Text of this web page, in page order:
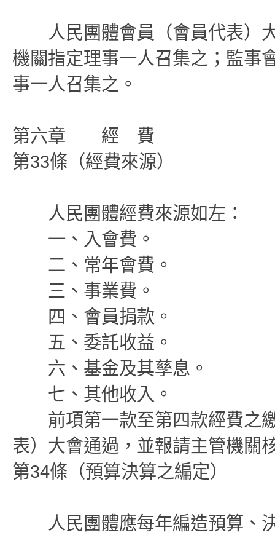
人民團體會員（會員代表）大
機關指定理事一人召集之；監事
事一人召集之。
第六章 經 費
第33條（經費來源）
人民團體經費來源如左：
一、入會費。
二、常年會費。
三、事業費。
四、會員捐款。
五、委託收益。
六、基金及其孳息。
七、其他收入。
前項第一款至第四款經費之繳
表）大會通過，並報請主管機關
第34條（預算決算之編定）
人民團體應每年編造預算、決